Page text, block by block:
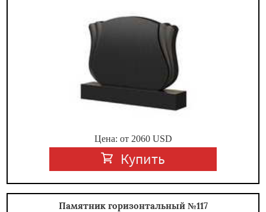
Цена: от 2060USD
Купить
Памятник горизонтальный №117